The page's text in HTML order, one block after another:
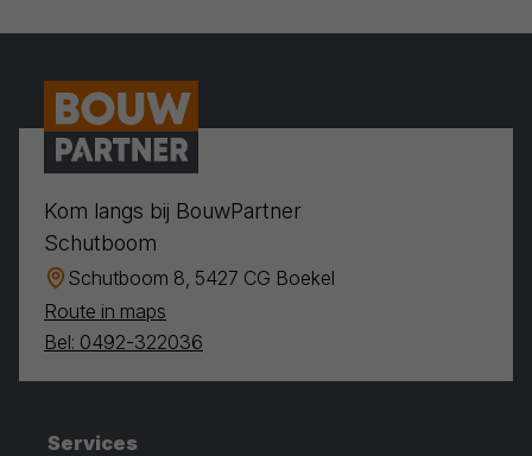
Kom langs bij BouwPartner
Schutboom
Schutboom 8, 5427 CG Boekel
Route in maps
Bel: 0492-322036
Services